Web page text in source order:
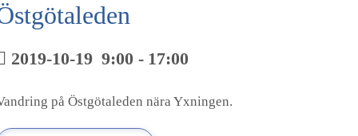
2019-10-19 9:00 - 17:00
på Östgötaleden nära Yxningen.